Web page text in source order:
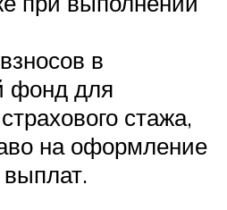
в
фонд для
стажа,
на оформление